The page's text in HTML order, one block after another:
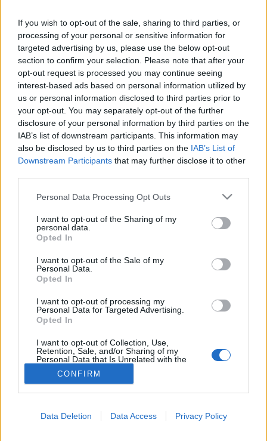
If you wish to opt-out of the sale, sharing to third parties, or
processing of your personal or sensitive information for
targeted advertising by us, please use the below opt-out
section to confirm your selection. Please note that after your
opt-out request is processed you may continue seeing
interest-based ads based on personal information utilized by
us or personal information disclosed to third parties prior to
your opt-out. You may separately opt-out of the further
disclosure of your personal information by third parties on the
IAB’s list of downstream participants. This information may
also be disclosed by us to third parties on the IAB’s List of
Downstream Participants that may further disclose it to other
Please note that this website/app uses one or more Google
not limited to your visit or usage behaviour. You may click to
grant or deny consent to Google and its third-party tags to
use your data for below specified purposes in below Google
consent section.
Personal Data Processing Opt Outs
I want to opt-out of the Sharing of my
personal data.
Opted In
I want to opt-out of the Sale of my
Personal Data.
Opted In
I want to opt-out of processing my
Personal Data for Targeted Advertising.
Opted In
I want to opt-out of Collection, Use,
Retention, Sale, and/or Sharing of my
Personal Data that Is Unrelated with the
Purposes for which it was collected.
Opted Out
CONFIRM
Data Deletion Data Access Privacy Policy
történtektől – mi is pontosan a
disszociáció és mikor jelent
problémát?